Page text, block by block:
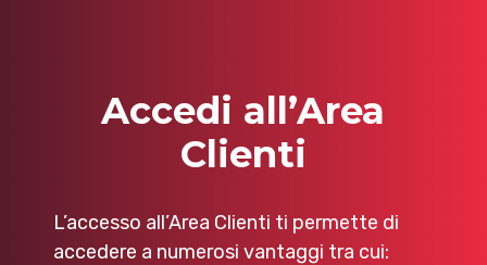
Accedi all’Area
Clienti
L’accesso all’Area Clienti ti permette di
accedere a numerosi vantaggi tra cui: